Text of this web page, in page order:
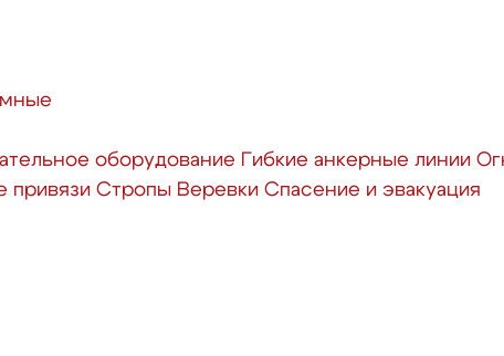
оборудование Гибкие анкерные линии
привязи Стропы Веревки Спасение и эвакуация